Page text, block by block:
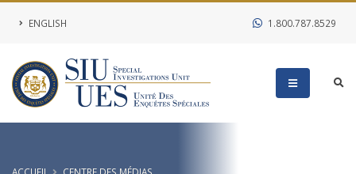
ENGLISH 1.800.787.8529